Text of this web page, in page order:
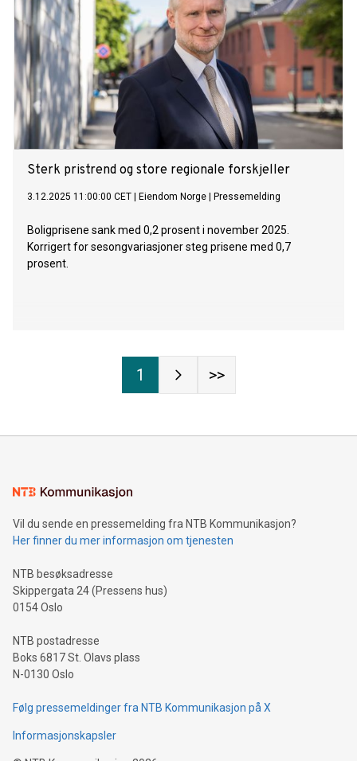
Sterk pristrend og store regionale forskjeller
3.12.2025 11:00:00 CET Eiendom Norge Pressemelding
Boligprisene sank med 0,2 prosent i november 2025.
Korrigert for sesongvariasjoner steg prisene med 0,7
prosent.
1 >>
Vil du sende en pressemelding fra NTB Kommunikasjon?
Her finner du mer informasjon om tjenesten
NTB besøksadresse
Skippergata 24 (Pressens hus)
0154 Oslo
NTB postadresse
Boks 6817 St. Olavs plass
N-0130 Oslo
Følg pressemeldinger fra NTB Kommunikasjon på X
Informasjonskapsler